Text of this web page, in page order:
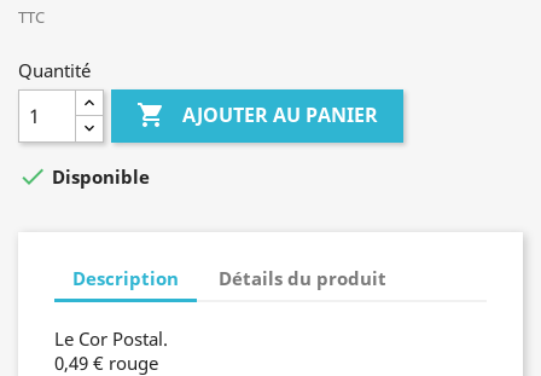
TTC
Quantité
 AJOUTER AU PANIER
 Disponible
Description Détails du produit
Le Cor Postal.
0,49 € rouge